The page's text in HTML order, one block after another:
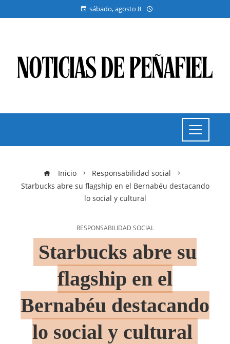
sábado, agosto 8
Inicio
Responsabilidad social
Starbucks abre su flagship en el Bernabéu destacando
lo social y cultural
RESPONSABILIDAD SOCIAL
Starbucks abre su
flagship en el
Bernabéu destacando
lo social y cultural